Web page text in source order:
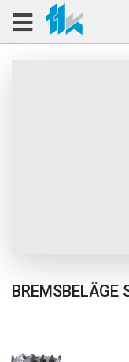
BREMSBELÄGE